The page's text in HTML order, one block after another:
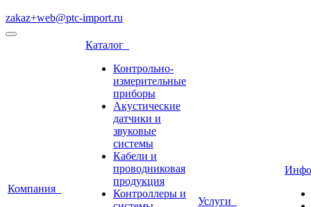
zakaz+web@ptc-import.ru
Компания
Каталог
Контрольно-
измерительные
приборы
Акустические
датчики и
звуковые
системы
Кабели и
проводниковая
продукция
Контроллеры и
Услуги